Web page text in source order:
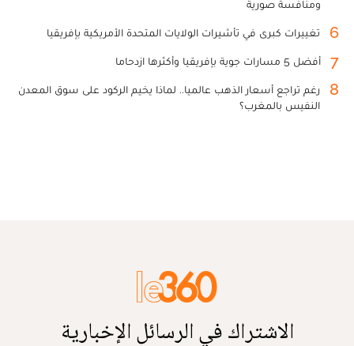
ومنافسة صورية
6 تغييرات كبرى في تأشيرات الولايات المتحدة الأمريكية بإفريقيا
7 أفضل 5 مسارات جوية بإفريقيا وأكثرها ازدحاما
8
رغم تراجع أسعار الذهب عالميا.. لماذا يخيم الركود على سوق المعدن
النفيس بالمغرب؟
الاشتراك في الرسائل الإخبارية